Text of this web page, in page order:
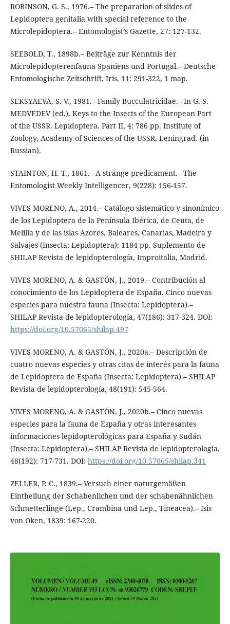
ROBINSON, G. S., 1976.– The preparation of slides of
Lepidoptera genitalia with special reference to the
Microlepidoptera.– Entomologist’s Gazette, 27: 127-132.
SEEBOLD, T., 1898b.– Beiträge zur Kenntnis der
Microlepidopterenfauna Spaniens und Portugal.– Deutsche
Entomologische Zeitschrift, Iris, 11: 291-322, 1 map.
SEKSYAEVA, S. V., 1981.– Family Bucculatricidae.– In G. S.
MEDVEDEV (ed.). Keys to the Insects of the European Part
of the USSR. Lepidoptera. Part II, 4: 786 pp. Institute of
Zoology, Academy of Sciences of the USSR, Leningrad. (in
Russian).
STAINTON, H. T., 1861.– A strange predicament.– The
Entomologist Weekly Intelligencer, 9(228): 156-157.
VIVES MORENO, A., 2014.– Catálogo sistemático y sinonímico
de los Lepidoptera de la Península Ibérica, de Ceuta, de
Melilla y de las islas Azores, Baleares, Canarias, Madeira y
Salvajes (Insecta: Lepidoptera): 1184 pp. Suplemento de
SHILAP Revista de lepidopterología, Improitalia, Madrid.
VIVES MORENO, A. & GASTÓN, J., 2019.– Contribución al
conocimiento de los Lepidoptera de España. Cinco nuevas
especies para nuestra fauna (Insecta: Lepidoptera).–
SHILAP Revista de lepidopterología, 47(186): 317-324. DOI:
https://doi.org/10.57065/shilap.497
VIVES MORENO, A. & GASTÓN, J., 2020a.– Descripción de
cuatro nuevas especies y otras citas de interés para la fauna
de Lepidoptera de España (Insecta: Lepidoptera).– SHILAP
Revista de lepidopterología, 48(191): 545-564.
VIVES MORENO, A. & GASTÓN, J., 2020b.– Cinco nuevas
especies para la fauna de España y otras interesantes
informaciones lepidopterológicas para España y Sudán
(Insecta: Lepidoptera).– SHILAP Revista de lepidopterología,
48(192): 717-731. DOI: https://doi.org/10.57065/shilap.341
ZELLER, P. C., 1839.– Versuch einer naturgemäßen
Eintheilung der Schabenlichen und der schabenähnlichen
Schmetterlinge (Lep., Crambina und Lep., Tineacea).– Isis
von Oken, 1839: 167-220.